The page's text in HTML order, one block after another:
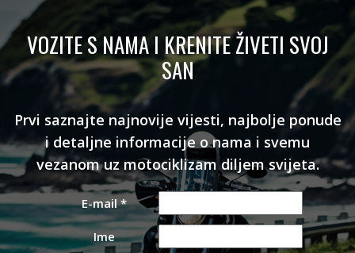
VOZITE S NAMA I KRENITE ŽIVETI SVOJ
SAN
Prvi saznajte najnovije vijesti, najbolje ponude
i detaljne informacije o nama i svemu
vezanom uz motociklizam diljem svijeta.
E-mail*
Ime